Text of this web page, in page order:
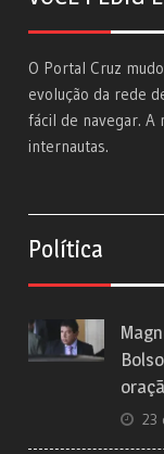
O Portal Cruz
evolução da rede
fácil de navegar. A
internautas.
Política
23